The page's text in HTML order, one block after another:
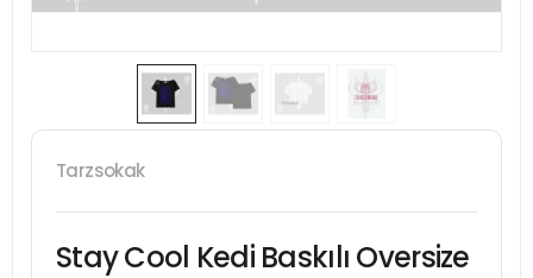
Tarzsokak
Stay Cool Kedi Baskılı Oversize